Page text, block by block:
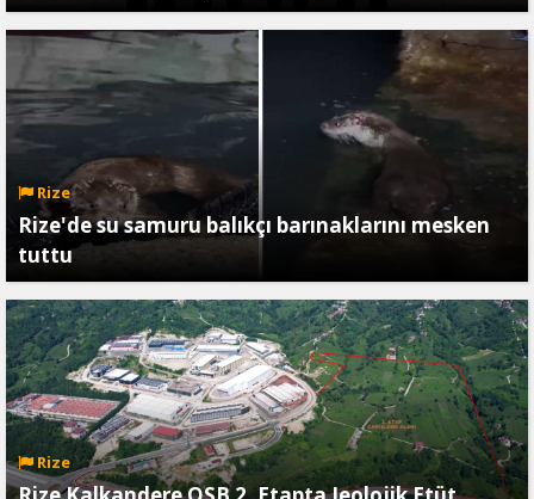
Rize
Rize'de su samuru balıkçı barınaklarını mesken
tuttu
Rize